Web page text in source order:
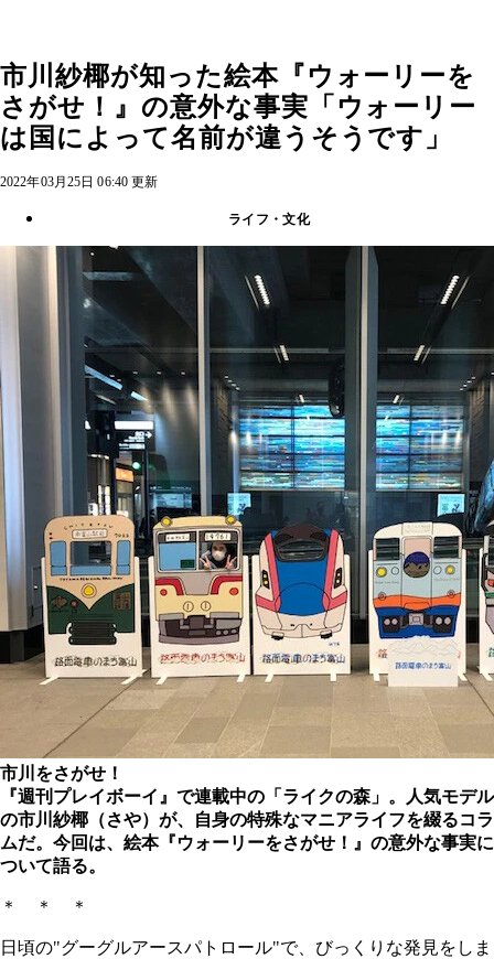
市川紗椰が知った絵本『ウォーリーを
さがせ！』の意外な事実「ウォーリー
は国によって名前が違うそうです」
2022年03月25日 06:40 更新
ライフ・文化
市川をさがせ！
『週刊プレイボーイ』で連載中の「ライクの森」。人気モデル
の市川紗椰（さや）が、自身の特殊なマニアライフを綴るコラ
ムだ。今回は、絵本『ウォーリーをさがせ！』の意外な事実に
ついて語る。
＊ ＊ ＊
日頃の"グーグルアースパトロール"で、びっくりな発見をしま